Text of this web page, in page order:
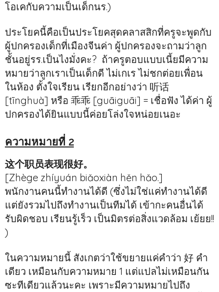
โอเคกับความเป็นเด็กนร.)
ประโยคนี้คือเป็นประโยคสุดคลาสสิกที่ครูจะพูดกับ
ผู้ปกครองเด็กที่เมืองจีนค่า ผู้ปกครองจะถามว่าลูก
ชั้นอยู่รร.เป็นไงมั่งคะ? ถ้าครูตอบแบบเนี้ยมีความ
หมายว่าลูกเราเป็นเด็กดี ไม่เกเร ไม่ชกต่อยเพื่อน
ในห้อง ตั้งใจเรียน เรียกอีกอย่างว่า 听话
[tīnghuà] หรือ 乖乖 [guāiguāi] = เชื่อฟัง ได้ค่า ผู้
ปกครองได้ยินแบบนี้ค่อยโล่งใจหน่อยเนอะ
ความหมายที่ 2
这个职员表现很好。
[Zhège zhíyuán biǎoxiàn hěn hǎo.]
พนักงานคนนี้ทำงานได้ดี (ซึ่งไม่ใช่แค่ทำงานได้ดี
แต่ยังรวมไปถึงทำงานเป็นทีมได้ เข้ากะคนอื่นได้
รับผิดชอบ เรียนรู้เร็ว เป็นมิตรต่อสิ่งแวดล้อม เย้ยย!!
)
ในความหมายนี้ สังเกตว่าใช้ขยายแค่คำว่า 好 คำ
เดียว เหมือนกับความหมาย 1 แต่แปลไม่เหมือนกัน
ซะทีเดียวแล้วนะคะ เพราะมีความหมายไปถึง